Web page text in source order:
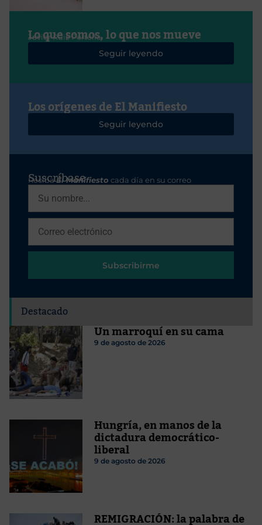
Lo que somos, lo que nos mueve
Javier Ruiz Portella
Seguir leyendo
Los orígenes de El Manifiesto
Seguir leyendo
Suscríbase
RecibaEl Manifiesto cada día en su correo
Subscribirme
Destacado
Un marroquí en su cama
9 de agosto de 2026
Hungría, en manos de la
dictadura democrático-
liberal
9 de agosto de 2026
REMIGRACIÓN: la palabra de